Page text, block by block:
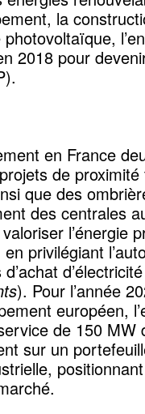
la
2018 pour
en France
de
que des
des centrales
l’énergie
privilégiant
). Pour l’année
européen,
de 150 MW
sur un